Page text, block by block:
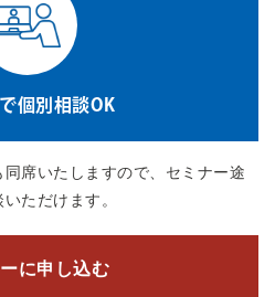
で個別相談OK
席いたしますので、セミナー途
ただけます。
に申し込む